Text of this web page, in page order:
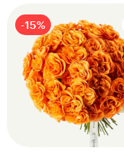
Цветы букета:
-15%